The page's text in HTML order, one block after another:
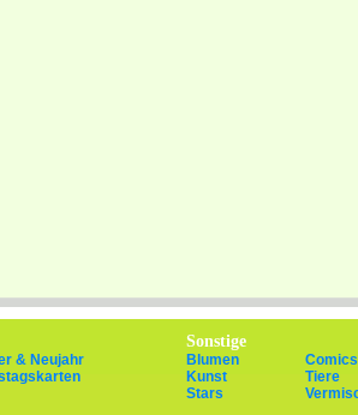
Sonstige
& Neujahr
Blumen
Kunst
Stars
Tiere